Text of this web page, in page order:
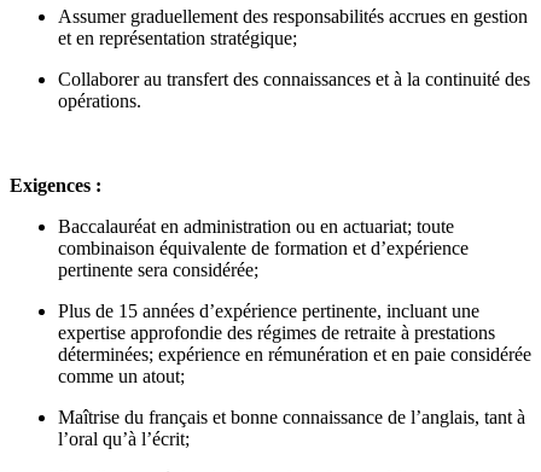
Assumer graduellement des responsabilités accrues en gestion
et en représentation stratégique;
Collaborer au transfert des connaissances et à la continuité des
opérations.
Exigences :
Baccalauréat en administration ou en actuariat; toute
combinaison équivalente de formation et d’expérience
pertinente sera considérée;
Plus de 15 années d’expérience pertinente, incluant une
expertise approfondie des régimes de retraite à prestations
déterminées; expérience en rémunération et en paie considérée
comme un atout;
Maîtrise du français et bonne connaissance de l’anglais, tant à
l’oral qu’à l’écrit;